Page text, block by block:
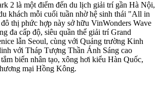
2 là một điểm đến du lịch giải trí gần Hà Nội,
khách mỗi cuối tuần nhờ hệ sinh thái "All in
thị phức hợp này sở hữu VinWonders Wave
đa cấp độ, siêu quần thể giải trí Grand
lẫn Seoul, cùng với Quảng trường Kinh
với Tháp Tượng Thần Ánh Sáng cao
biển nhân tạo, xông hơi kiểu Hàn Quốc,
mại Hồng Kông.